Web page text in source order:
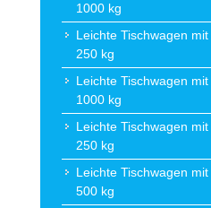
1000 kg
Leichte Tischwagen
250 kg
Leichte Tischwagen
1000 kg
Leichte Tischwagen
250 kg
Leichte Tischwagen
500 kg